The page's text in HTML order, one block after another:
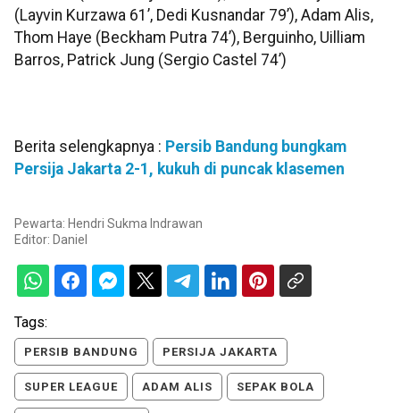
(Layvin Kurzawa 61’, Dedi Kusnandar 79’), Adam Alis,
Thom Haye (Beckham Putra 74’), Berguinho, Uilliam
Barros, Patrick Jung (Sergio Castel 74’)
Berita selengkapnya : Persib Bandung bungkam
Persija Jakarta 2-1, kukuh di puncak klasemen
Pewarta: Hendri Sukma Indrawan
Editor: Daniel
Tags:
PERSIB BANDUNG PERSIJA JAKARTA
SUPER LEAGUE ADAM ALIS SEPAK BOLA